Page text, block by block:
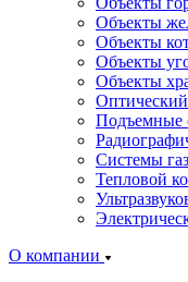
Объекты
Объекты
Объекты
Объекты
Подъемные
Системы
Тепловой
О компании